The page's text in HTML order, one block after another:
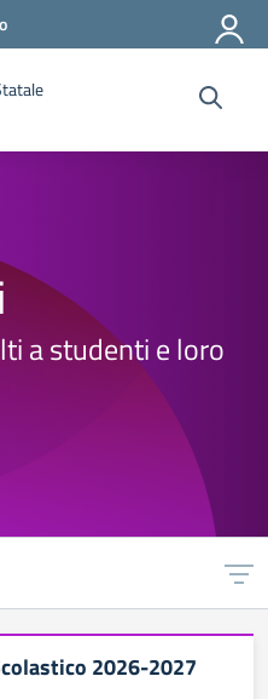
a studenti e loro
2026-2027